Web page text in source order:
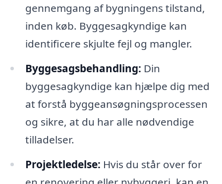
gennemgang af bygningens tilstand,
inden køb. Byggesagkyndige kan
identificere skjulte fejl og mangler.
Byggesagsbehandling: Din
byggesagkyndige kan hjælpe dig med
at forstå byggeansøgningsprocessen
og sikre, at du har alle nødvendige
tilladelser.
Projektledelse: Hvis du står over for